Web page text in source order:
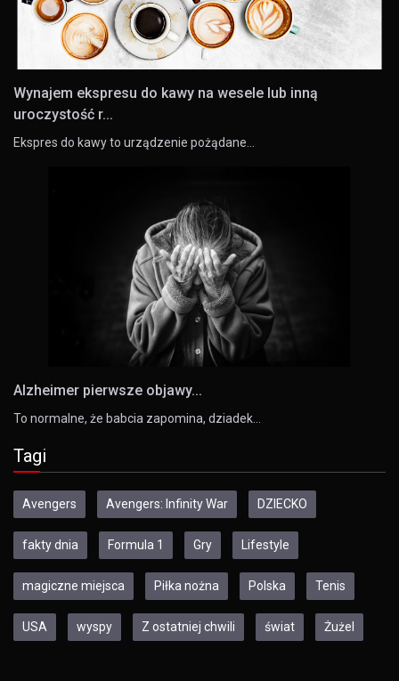
Wynajem ekspresu do kawy na wesele lub inną
uroczystość r...
Ekspres do kawy to urządzenie pożądane…
Alzheimer pierwsze objawy...
To normalne, że babcia zapomina, dziadek…
Tagi
Avengers Avengers: Infinity War DZIECKO
fakty dnia Formula 1 Gry Lifestyle
magiczne miejsca Piłka nożna Polska Tenis
USA wyspy Z ostatniej chwili świat Żużel